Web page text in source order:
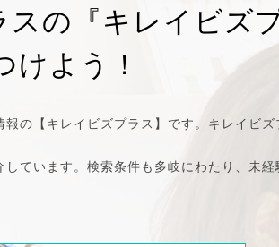
の『キレイビズ
よう！
の【キレイビズプラス】です。キレイビ
ています。検索条件も多岐にわたり、未